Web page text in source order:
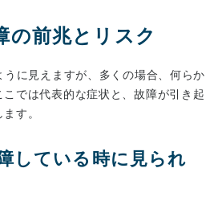
の前兆とリスク
に見えますが、多くの場合、何らか
では代表的な症状と、故障が引き起
す。
している時に見られ